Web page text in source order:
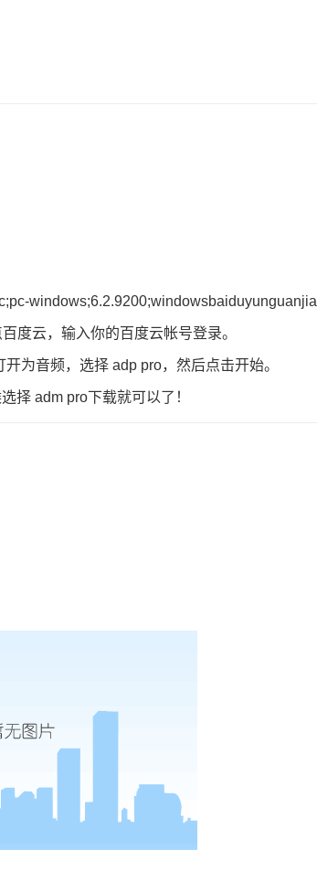
windows;6.2.9200;windowsbaiduyunguanjia
度云，输入你的百度云帐号登录。
为音频，选择 adp pro，然后点击开始。
择 adm pro下载就可以了！